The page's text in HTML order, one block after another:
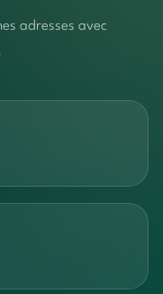
adresses avec